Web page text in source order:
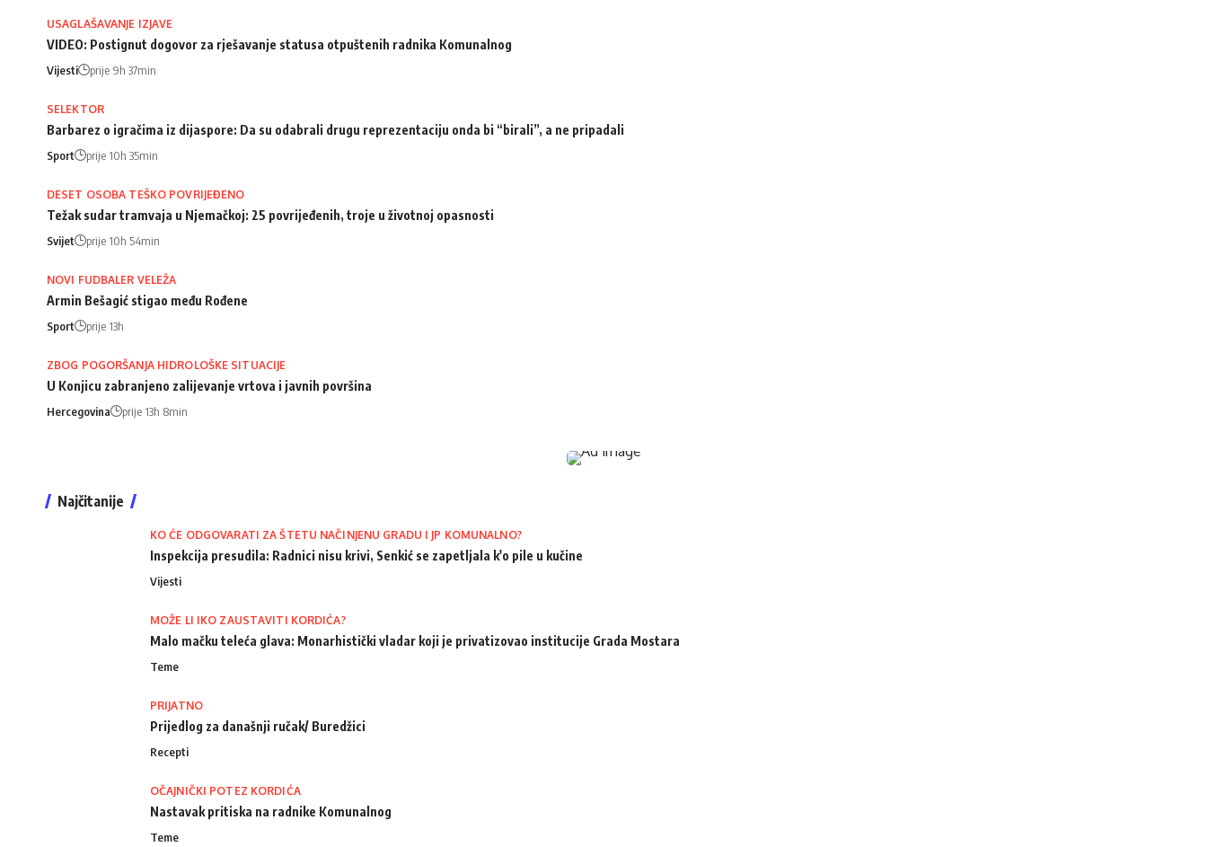
USAGLAŠAVANJE IZJAVE
VIDEO: Postignut dogovor za rješavanje statusa otpuštenih radnika Komunalnog
Vijesti prije 9h 37min
SELEKTOR
Barbarez o igračima iz dijaspore: Da su odabrali drugu reprezentaciju onda bi “birali”, a ne pripadali
Sport prije 10h 35min
DESET OSOBA TEŠKO POVRIJEĐENO
Težak sudar tramvaja u Njemačkoj: 25 povrijeđenih, troje u životnoj opasnosti
Svijet prije 10h 54min
NOVI FUDBALER VELEŽA
Armin Bešagić stigao među Rođene
Sport prije 13h
ZBOG POGORŠANJA HIDROLOŠKE SITUACIJE
U Konjicu zabranjeno zalijevanje vrtova i javnih površina
Hercegovina prije 13h 8min
Najčitanije
KO ĆE ODGOVARATI ZA ŠTETU NAČINJENU GRADU I JP KOMUNALNO?
Inspekcija presudila: Radnici nisu krivi, Senkić se zapetljala k'o pile u kučine
Vijesti
MOŽE LI IKO ZAUSTAVITI KORDIĆA?
Malo mačku teleća glava: Monarhistički vladar koji je privatizovao institucije Grada Mostara
Teme
PRIJATNO
Prijedlog za današnji ručak/ Buredžici
Recepti
OČAJNIČKI POTEZ KORDIĆA
Nastavak pritiska na radnike Komunalnog
Teme